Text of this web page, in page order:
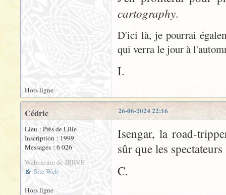
cartography.
D'ici là, je pourrai
qui verra le jour à
I.
Hors ligne
26-06-2024 22:16
Cédric
Lieu : Près de Lille
Inscription : 1999
Messages : 6 026
Webmestre de JRRVF
Site Web
Isengar, la road-
sûr que les
C.
Hors ligne